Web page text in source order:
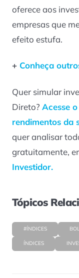
oferece aos
empresas que
efeito estufa.
+ Conheça
Quer simular
Direto? Acesse
rendimentos da
quer analisar
gratuitamente,
Investidor.
Tópicos
#ÍNDICES
ÍNDICES